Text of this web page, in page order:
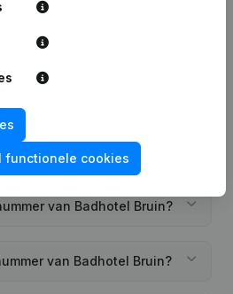
van Badhotel Bruin?
van Badhotel Bruin?
functionele cookies